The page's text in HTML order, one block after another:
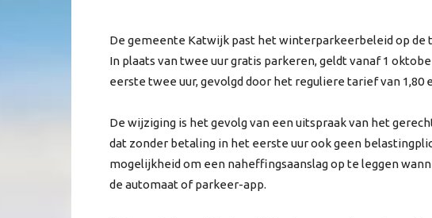
De gemeente Katwijk past het winterparkeerbeleid op de
In plaats van twee uur gratis parkeren, geldt vanaf 1
eerste twee uur, gevolgd door het reguliere tarief van 1,80
De wijziging is het gevolg van een uitspraak van het
dat zonder betaling in het eerste uur ook geen
mogelijkheid om een naheffingsaanslag op te leggen
de automaat of parkeer-app.